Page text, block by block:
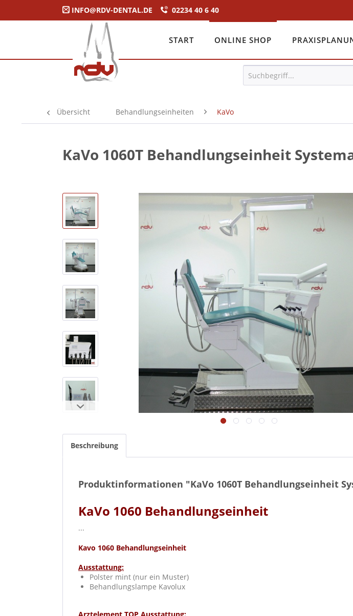
INFO@RDV-DENTAL.DE 02234 40 6 40
START ONLINE SHOP
Übersicht Behandlungseinheiten KaVo
KaVo 1060T Behandlungseinheit
Beschreibung
Produktinformationen "KaVo 1060T Behandlungseinheit
KaVo 1060 Behandlungseinheit
...
Kavo 1060 Behandlungseinheit
Ausstattung:
Polster mint (nur ein Muster)
Behandlungslampe Kavolux